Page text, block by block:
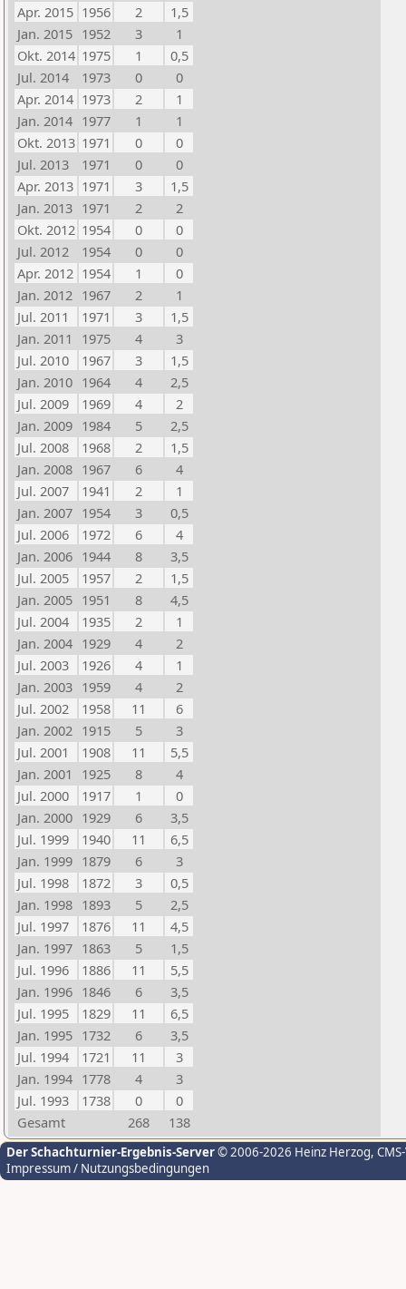
Apr. 2015 1956 2
1,5
Jan. 2015 1952 3
1
Okt. 2014 1975 1
0,5
Jul. 2014
1973 0
0
Apr. 2014 1973 2
1
Jan. 2014 1977 1
1
Okt. 2013 1971 0
0
Jul. 2013
1971 0
0
Apr. 2013 1971 3
1,5
Jan. 2013 1971 2
2
Okt. 2012 1954 0
0
Jul. 2012
1954 0
0
Apr. 2012 1954 1
0
Jan. 2012 1967 2
1
Jul. 2011
1971 3
1,5
Jan. 2011
1975 4
3
Jul. 2010
1967 3
1,5
Jan. 2010 1964 4
2,5
Jul. 2009
1969 4
2
Jan. 2009 1984 5
2,5
Jul. 2008
1968 2
1,5
Jan. 2008 1967 6
4
Jul. 2007
1941 2
1
Jan. 2007 1954 3
0,5
Jul. 2006
1972 6
4
Jan. 2006 1944 8
3,5
Jul. 2005
1957 2
1,5
Jan. 2005 1951 8
4,5
Jul. 2004
1935 2
1
Jan. 2004 1929 4
2
Jul. 2003
1926 4
1
Jan. 2003 1959 4
2
Jul. 2002
1958 11
6
Jan. 2002 1915 5
3
Jul. 2001
1908 11
5,5
Jan. 2001
1925 8
4
Jul. 2000
1917 1
0
Jan. 2000 1929 6
3,5
Jul. 1999
1940 11
6,5
Jan. 1999 1879 6
3
Jul. 1998
1872 3
0,5
Jan. 1998 1893 5
2,5
Jul. 1997
1876 11
4,5
Jan. 1997 1863 5
1,5
Jul. 1996
1886 11
5,5
Jan. 1996 1846 6
3,5
Jul. 1995
1829 11
6,5
Jan. 1995 1732 6
3,5
Jul. 1994
1721 11
3
Jan. 1994 1778 4
3
Jul. 1993
1738 0
0
Gesamt
268 138
Der Schachturnier-Ergebnis-Server© 2006-2026 Heinz Herzog,
Impressum / Nutzungsbedingungen